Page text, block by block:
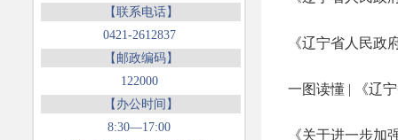
【联系电话】
0421-2612837
【邮政编码】
122000
【办公时间】
8:30—17:00
一图读懂 | 《辽